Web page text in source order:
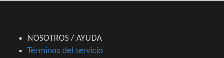
NOSOTROS / AYUDA
Términos del servicio